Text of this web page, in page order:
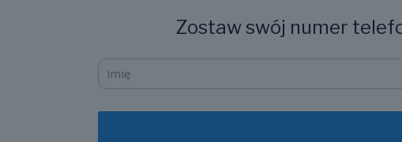
Zostaw swój numer